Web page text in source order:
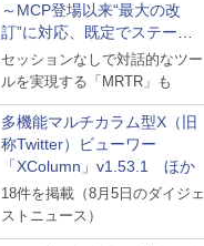
～MCP登場以来“最大の改
訂”に対応、既定でステート
レスへ
セッションなしで対話的なツー
ルを実現する「MRTR」も
多機能マルチカラム型X（旧
称Twitter）ビューワー
「XColumn」v1.53.1 ほか
18件を掲載（8月5日のダイジェ
ストニュース）